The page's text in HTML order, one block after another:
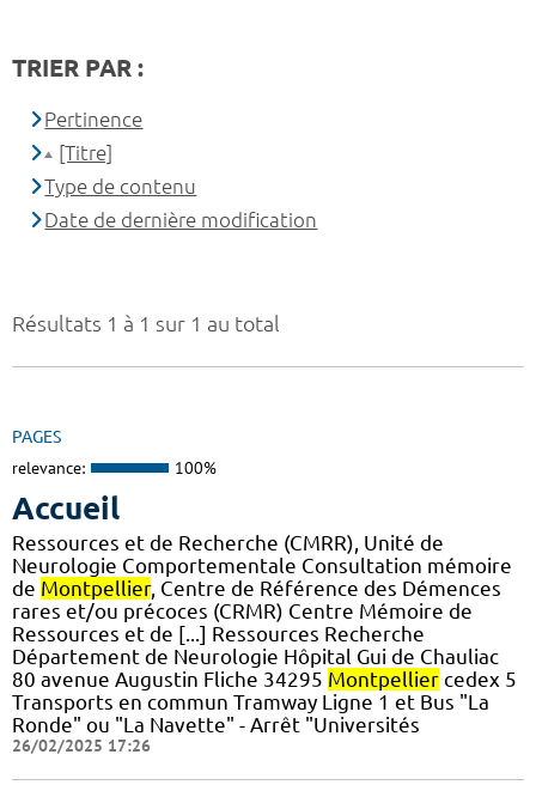
Résultats 1 à 1 sur 1 au total
PAGES
relevance: 100%
Accueil
Ressources et de Recherche (CMRR), Unité de
Neurologie Comportementale Consultation mémoire
de Montpellier, Centre de Référence des Démences
rares et/ou précoces (CRMR) Centre Mémoire de
Ressources et de [...] Ressources Recherche
Département de Neurologie Hôpital Gui de Chauliac
80 avenue Augustin Fliche 34295 Montpellier cedex 5
Transports en commun Tramway Ligne 1 et Bus "La
Ronde" ou "La Navette" - Arrêt "Universités
26/02/2025 17:26
TRIER PAR :
Pertinence
[Titre]
Type de contenu
Date de dernière modification